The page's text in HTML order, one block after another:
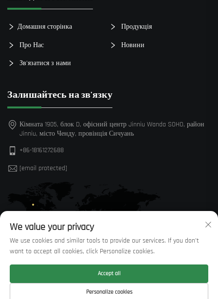
Домашня сторінка Продукція
Про Нас Новини
Зв’язатися з нами
Залишайтесь на зв'язку
Кімната 1905, блок D, офісний центр Jinniu Wanda SOHO, район
Jinniu, місто Ченду, провінція Сичуань
+86-18161272688
[email protected]
© Авторське право Sichuan Huaxi Trading Co., LTD —Політика
конфіденційності
We value your privacy
We use cookies and similar tools to provide our services. If you don't
want to accept all cookies, click Personalize cookies.
Personalize cookies
Accept all